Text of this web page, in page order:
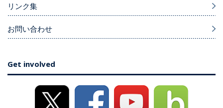
リンク集
お問い合わせ
Get involved